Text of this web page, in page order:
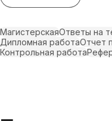
МагистерскаяОтветы на
Дипломная работаОтчет
Контрольная работа